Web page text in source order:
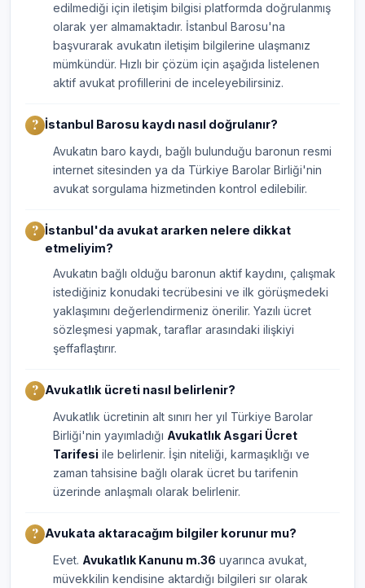
edilmediği için iletişim bilgisi platformda doğrulanmış
olarak yer almamaktadır. İstanbul Barosu'na
başvurarak avukatın iletişim bilgilerine ulaşmanız
mümkündür. Hızlı bir çözüm için aşağıda listelenen
aktif avukat profillerini de inceleyebilirsiniz.
İstanbul Barosu kaydı nasıl doğrulanır?
Avukatın baro kaydı, bağlı bulunduğu baronun resmi
internet sitesinden ya da Türkiye Barolar Birliği'nin
avukat sorgulama hizmetinden kontrol edilebilir.
İstanbul'da avukat ararken nelere dikkat
etmeliyim?
Avukatın bağlı olduğu baronun aktif kaydını, çalışmak
istediğiniz konudaki tecrübesini ve ilk görüşmedeki
yaklaşımını değerlendirmeniz önerilir. Yazılı ücret
sözleşmesi yapmak, taraflar arasındaki ilişkiyi
şeffaflaştırır.
Avukatlık ücreti nasıl belirlenir?
Avukatlık ücretinin alt sınırı her yıl Türkiye Barolar
Birliği'nin yayımladığı Avukatlık Asgari Ücret
Tarifesi ile belirlenir. İşin niteliği, karmaşıklığı ve
zaman tahsisine bağlı olarak ücret bu tarifenin
üzerinde anlaşmalı olarak belirlenir.
Avukata aktaracağım bilgiler korunur mu?
Evet. Avukatlık Kanunu m.36 uyarınca avukat,
müvekkilin kendisine aktardığı bilgileri sır olarak